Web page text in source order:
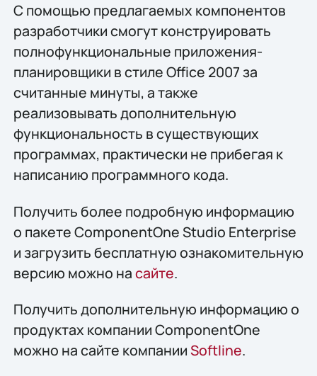
С помощью предлагаемых компонентов
разработчики смогут конструировать
полнофункциональные приложения-
планировщики в стиле Office 2007 за
считанные минуты, а также
реализовывать дополнительную
функциональность в существующих
программах, практически не прибегая к
написанию программного кода.
Получить более подробную информацию
о пакете ComponentOne Studio Enterprise
и загрузить бесплатную ознакомительную
версию можно насайте.
Получить дополнительную информацию о
продуктах компании ComponentOne
можно на сайте компанииSoftline.